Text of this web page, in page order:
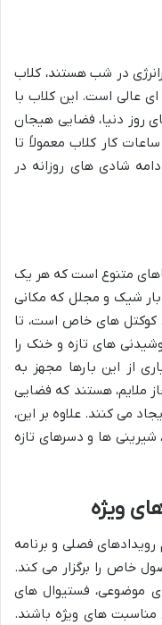
در شب هستند، کلاب
عالی است. این کلاب با
دنیا، فضایی هیجان
کار کلاب معمولاً تا
شادی های روزانه در
متنوع است که هر یک
بار شیک و مجلل که مکانی
کوکتل های خاص است، تا
های تازه و خنک را
از این بارها مجهز به
ملایم، هستند که فضایی
می کنند. علاوه بر این،
شیرینی ها و دسرهای تازه
ویژه
فصلی و برنامه
خاص را برگزار می کند.
موضوعی، فستیوال های
مناسبت های ویژه باشند.